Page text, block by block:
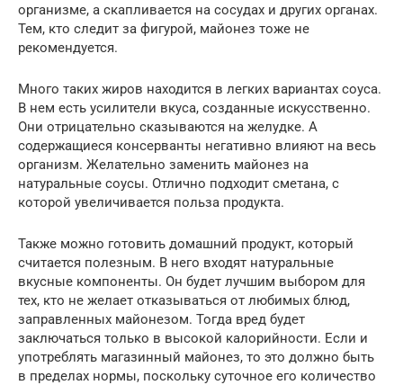
организме, а скапливается на сосудах и других органах.
Тем, кто следит за фигурой, майонез тоже не
рекомендуется.
Много таких жиров находится в легких вариантах соуса.
В нем есть усилители вкуса, созданные искусственно.
Они отрицательно сказываются на желудке. А
содержащиеся консерванты негативно влияют на весь
организм. Желательно заменить майонез на
натуральные соусы. Отлично подходит сметана, с
которой увеличивается польза продукта.
Также можно готовить домашний продукт, который
считается полезным. В него входят натуральные
вкусные компоненты. Он будет лучшим выбором для
тех, кто не желает отказываться от любимых блюд,
заправленных майонезом. Тогда вред будет
заключаться только в высокой калорийности. Если и
употреблять магазинный майонез, то это должно быть
в пределах нормы, поскольку суточное его количество